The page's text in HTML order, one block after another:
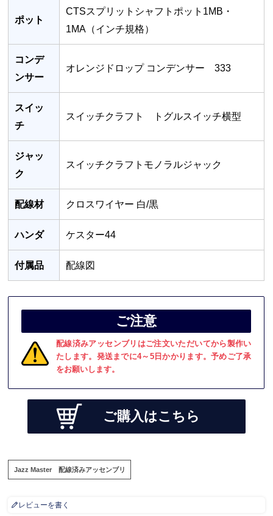
ポット
CTSスプリットシャフトポット1MB・
1MA（インチ規格）
コンデ
ンサー
オレンジドロップ コンデンサー 333
スイッ
チ
スイッチクラフト トグルスイッチ横型
ジャッ
ク
スイッチクラフトモノラルジャック
配線材 クロスワイヤー 白/黒
ハンダ ケスター44
付属品 配線図
ご注意
配線済みアッセンブリはご注文いただいてから製作い
たします。発送までに4～5日かかります。予めご了承
をお願いします。
ご購入はこちら
Jazz Master 配線済みアッセンブリ
レビューを書く